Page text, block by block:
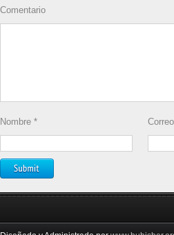
Comentario
Nombre *